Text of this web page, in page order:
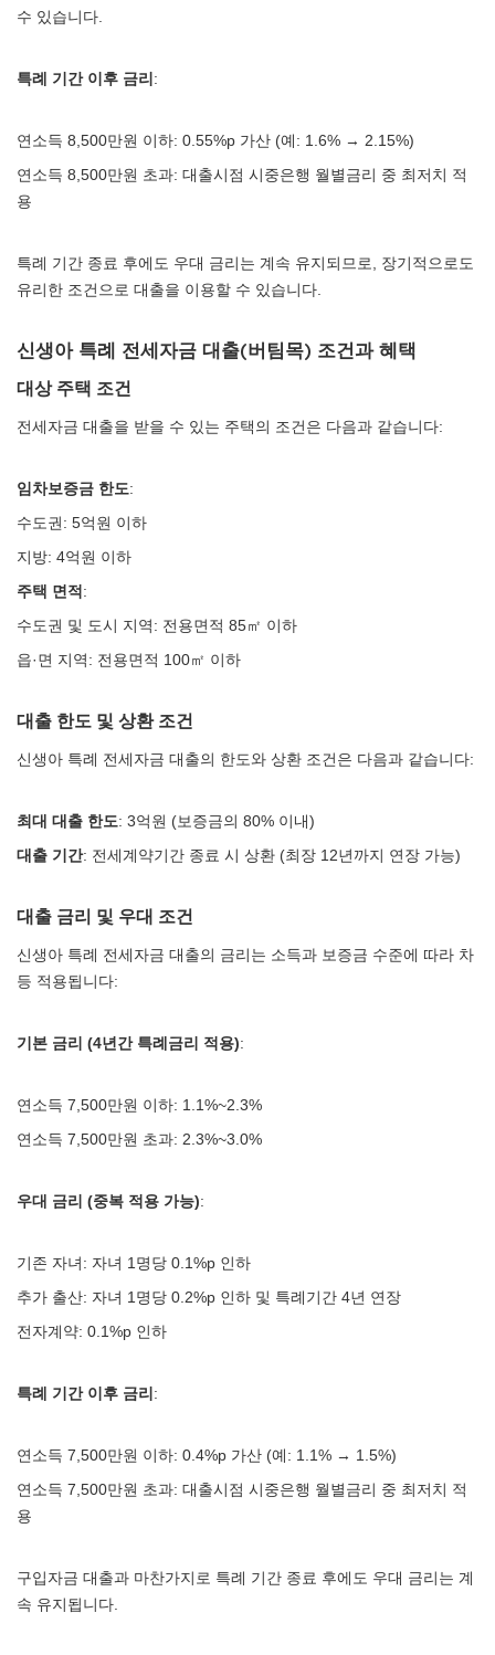
수 있습니다.
특례 기간 이후 금리 :
연소득 8,500만원 이하: 0.55%p 가산 (예: 1.6% → 2.15%)
연소득 8,500만원 초과: 대출시점 시중은행 월별금리 중 최저치 적
용
특례 기간 종료 후에도 우대 금리는 계속 유지되므로, 장기적으로도
유리한 조건으로 대출을 이용할 수 있습니다.
신생아 특례 전세자금 대출(버팀목) 조건과 혜택
대상 주택 조건
전세자금 대출을 받을 수 있는 주택의 조건은 다음과 같습니다:
임차보증금 한도:
수도권: 5억원 이하
지방: 4억원 이하
주택 면적 :
수도권 및 도시 지역: 전용면적 85㎡ 이하
읍·면 지역: 전용면적 100㎡ 이하
대출 한도 및 상환 조건
신생아 특례 전세자금 대출의 한도와 상환 조건은 다음과 같습니다:
최대 대출 한도: 3억원 (보증금의 80% 이내)
대출 기간: 전세계약기간 종료 시 상환 (최장 12년까지 연장 가능)
대출 금리 및 우대 조건
신생아 특례 전세자금 대출의 금리는 소득과 보증금 수준에 따라 차
등 적용됩니다:
기본 금리 (4년간 특례금리 적용):
연소득 7,500만원 이하: 1.1%~2.3%
연소득 7,500만원 초과: 2.3%~3.0%
우대 금리 (중복 적용 가능):
기존 자녀: 자녀 1명당 0.1%p 인하
추가 출산: 자녀 1명당 0.2%p 인하 및 특례기간 4년 연장
전자계약: 0.1%p 인하
특례 기간 이후 금리 :
연소득 7,500만원 이하: 0.4%p 가산 (예: 1.1% → 1.5%)
연소득 7,500만원 초과: 대출시점 시중은행 월별금리 중 최저치 적
용
구입자금 대출과 마찬가지로 특례 기간 종료 후에도 우대 금리는 계
속 유지됩니다.